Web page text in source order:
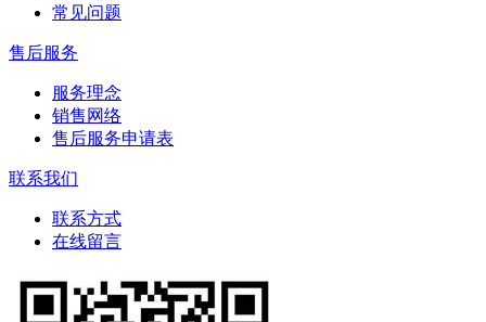
常见问题
售后服务
服务理念
销售网络
售后服务申请表
联系我们
联系方式
在线留言